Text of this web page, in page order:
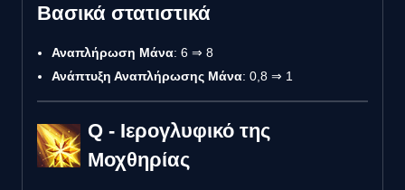
Βασικά στατιστικά
Αναπλήρωση Μάνα: 6 ⇒ 8
Ανάπτυξη Αναπλήρωσης Μάνα: 0,8 ⇒ 1
Q - Ιερογλυφικό της
Μοχθηρίας